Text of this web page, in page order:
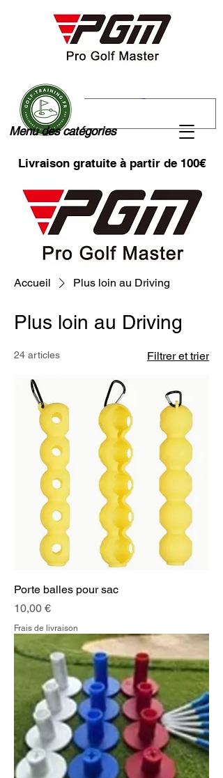
Menu des catégories
Livraison gratuite à partir de 100€
Accueil Plus loin au Driving
Plus loin au Driving
24 articles Filtrer et trier
Porte balles pour sac
Prix
10,00 €
Frais de livraison